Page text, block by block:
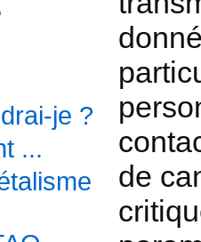
je ?
...
de